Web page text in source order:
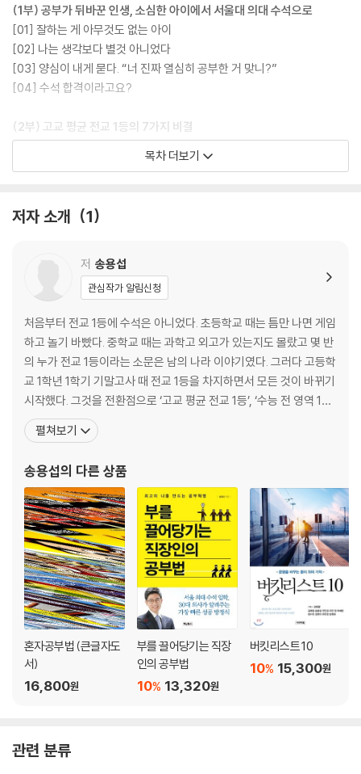
(1부) 공부가 뒤바꾼 인생, 소심한 아이에서 서울대 의대 수석으로
[01] 잘하는 게 아무것도 없는 아이
[02] 나는 생각보다 별것 아니었다
[03] 양심이 내게 묻다. “너 진짜 열심히 공부한 거 맞니?”
[04] 수석 합격이라고요?
(2부) 고교 평균 전교 1등의 7가지 비결
[05] 머리가 좋은가 나쁜가는 그만 따져라
[06] 지름길은 없다, 공부의 절대량을 채워라
[09] 공부를 많이 하면 오히려 공부가 재미있어진다?
[11] 공부가 너희를 자유케 하리라
(3부) 공부 고수들의 6가지 남다른 자기관리 비법
[12] 공부에도 관성의 법칙이 있다
[13] 시간 관리의 진짜 비결, 조바심
[14] 집중력 유지의 기술
[15] 놀 땐 놀고 공부할 땐 공부하는 마음속 스위치
[16] 내가 얼마나 아는지 정확하게 아는 것, 메타인지
[17] 공부 잘하는 사람들의 커뮤니티를 찾아라
[18] 문제를 풀어라, 풀고 또 풀어라
[19] 암기에도 기술이 필요하다
[20] 수면 시간은 꼭 챙겨라
[21] 시험에도 리허설이 필요하다
[22] 시험지가 지저분해야 실수를 줄인다
[23] 어떤 경우에도 시험 시간을 사수하라
(5부) 우리에게 공부가 갖는 의미
[24] 서울대 의대를 다니며 또다시 공부를 생각하다
[25] 대학과 꿈을 혼동하지 마라
[26] 자신을 믿어라, 그리고 끝까지 해내라
수석의 교과서 외우기 공부법
목차 더보기
저자 소개 1
저 송용섭
관심작가 알림신청
처음부터 전교 1등에 수석은 아니었다. 초등학교 때는 틈만 나면 게임
하고 놀기 바빴다. 중학교 때는 과학고 외고가 있는지도 몰랐고 몇 반
의 누가 전교 1등이라는 소문은 남의 나라 이야기였다. 그러다 고등학
교 1학년 1학기 기말고사 때 전교 1등을 차지하면서 모든 것이 바뀌기
시작했다. 그것을 전환점으로 ‘고교 평균 전교 1등’, ‘수능 전 영역 1등
급’, ‘5개 영역 종합 1등급’을 이어 나가며 마침내 서울대학교 의예과
에 수석으로 합격했다. 평범한 소년이었던 저자는 자신의 공부 비결
자 많이 공부할 수 있는
펼쳐보기
송용섭의 다른 상품
혼자공부법 (큰글자도
서)
16,800원
부를 끌어당기는 직장
인의 공부법
13,320원
10%
버킷리스트 10
15,300원
10%
관련 분류